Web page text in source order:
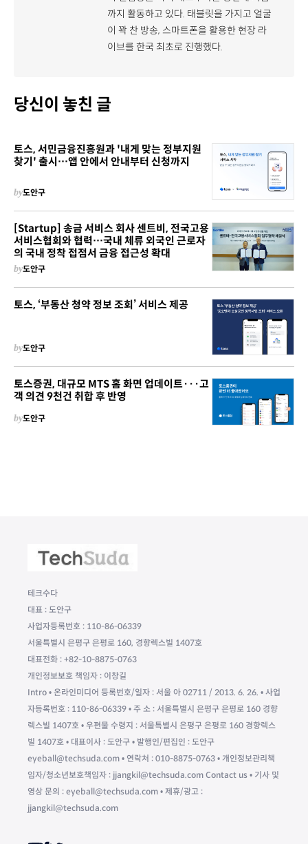
까지 활동하고 있다. 태블릿을 가지고 얼굴
이 꽉 찬 방송, 스마트폰을 활용한 현장 라
이브를 한국 최초로 진행했다.
당신이 놓친 글
토스, 서민금융진흥원과 '내게 맞는 정부지원
찾기' 출시…앱 안에서 안내부터 신청까지
by도안구
[Startup] 송금 서비스 회사 센트비, 전국고용
서비스협회와 협력…국내 체류 외국인 근로자
의 국내 정착 접점서 금융 접근성 확대
by도안구
토스, ‘부동산 청약 정보 조회’ 서비스 제공
by도안구
토스증권, 대규모 MTS 홈 화면 업데이트···고
객 의견 9천건 취합 후 반영
by도안구
테크수다
대표 : 도안구
사업자등록번호 : 110-86-06339
서울특별시 은평구 은평로 160, 경향렉스빌 1407호
대표전화 : +82-10-8875-0763
개인정보보호 책임자 : 이창길
Intro • 온라인미디어 등록번호/일자 : 서울 아 02711 / 2013. 6. 26. • 사업
자등록번호 : 110-86-06339 • 주 소 : 서울특별시 은평구 은평로 160 경향
렉스빌 1407호 • 우편물 수령지 : 서울특별시 은평구 은평로 160 경향렉스
빌 1407호 • 대표이사 : 도안구 • 발행인/편집인 : 도안구
eyeball@techsuda.com • 연락처 : 010-8875-0763 • 개인정보관리책
임자/청소년보호책임자 : jjangkil@techsuda.com Contact us • 기사 및
영상 문의 : eyeball@techsuda.com • 제휴/광고 :
jjangkil@techsuda.com